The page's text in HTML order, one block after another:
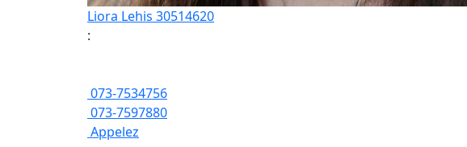
Liora Lehis 30514620
:
073-7534756
073-7597880
Appelez